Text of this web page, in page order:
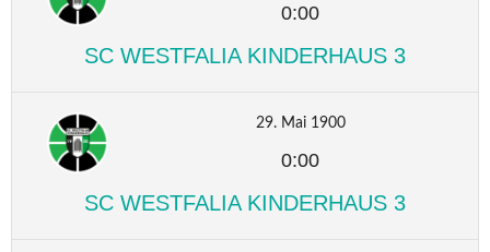
0:00
SC WESTFALIA KINDERHAUS 3
29. Mai 1900
0:00
SC WESTFALIA KINDERHAUS 3